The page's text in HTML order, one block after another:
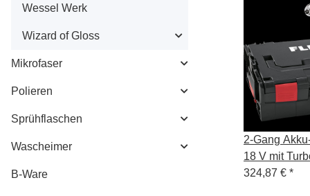
2-Gang
18 V mit
18.0-EC HD
324,87 € *
Wessel Werk
Wizard of Gloss
Mikrofaser
Polieren
Sprühflaschen
Wascheimer
B-Ware